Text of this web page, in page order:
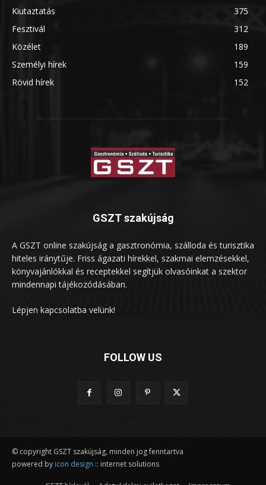
Kiutaztatás
375
Fesztivál
312
Közélet
189
Személyi hírek
159
Rövid hírek
152
GSZT szakújság
A GSZT online szakújság a gasztronómia, szálloda és turisztika
hiteles iránytűje. Friss ágazati hírekkel, szakmai elemzésekkel,
könyvajánlókkal és receptekkel segítjük olvasóinkat a szektor
mindennapi tájékozódásában.
Lépjen kapcsolatba velünk!
FOLLOW US
© copyright GSZT szakújság, minden jog fenntartva
powered by icon design :: internet solutions